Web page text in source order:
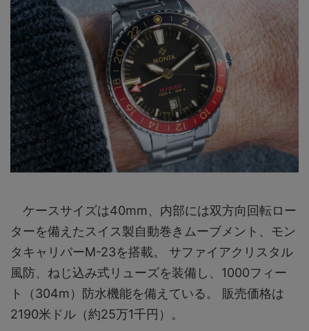
ケースサイズは40mm、内部には双方向回転ロー
ターを備えたスイス製自動巻きムーブメント、モン
タキャリバーM-23を搭載。 サファイアクリスタル
風防、ねじ込み式リューズを装備し、1000フィー
ト（304m）防水機能を備えている。 販売価格は
2190米ドル（約25万1千円）。